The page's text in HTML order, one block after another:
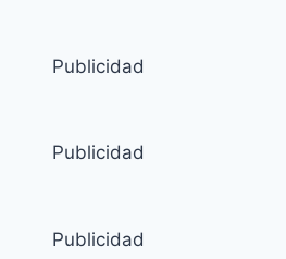
Publicidad
Publicidad
Publicidad